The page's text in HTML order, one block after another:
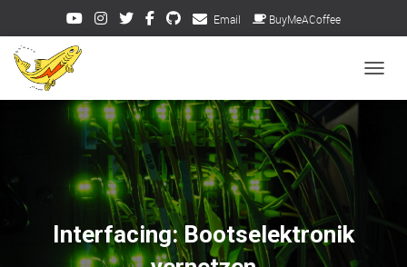
Email BuyMeACoffee
Interfacing: Bootselektronik